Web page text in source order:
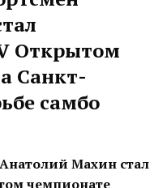
Открытом
Санкт-
самбо
Махин стал
чемпионате